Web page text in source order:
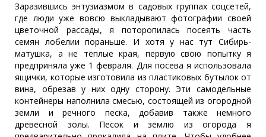
Заразившись энтузиазмом в садовых группах соцсетей,
где люди уже вовсю выкладывают фотографии своей
цветочной рассады, я поторопилась посеять часть
семян лобелии пораньше. И хотя у нас тут Сибирь-
матушка, а не тёплые края, первую свою попытку я
предприняла уже 1 февраля. Для посева я использовала
ящички, которые изготовила из пластиковых бутылок от
вина, обрезав у них одну сторону. Эти самодельные
контейнеры наполнила смесью, состоящей из огородной
земли и речного песка, добавив также немного
древесной золы. Песок и землю из огорода я